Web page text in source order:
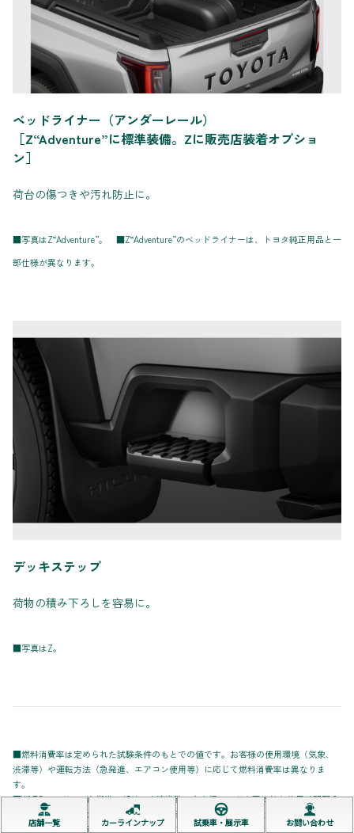
ベッドライナー（アンダーレール）
［Z“Adventure”に標準装備。Zに販売店装着オプショ
ン］
荷台の傷つきや汚れ防止に。
■写真はZ“Adventure”。 ■Z“Adventure”のベッドライナーは、トヨタ純正用品と一
部仕様が異なります。
デッキステップ
荷物の積み下ろしを容易に。
■写真はZ。
■燃料消費率は定められた試験条件のもとでの値です。お客様の使用環境（気象、
渋滞等）や運転方法（急発進、エアコン使用等）に応じて燃料消費率は異なりま
す。
■WLTCモードは、市街地、郊外、高速道路の各走行モードを平均的な使用時間配分
で構成した国際的な走行モードです。市街地モードは、信号や渋滞等の影響を受け
る比較的低速な走行を想定し、郊外モードは、信号や渋滞等の影響をあまり受けな
店舗一覧 カーラインナップ 試乗車・展示車 お問い合わせ